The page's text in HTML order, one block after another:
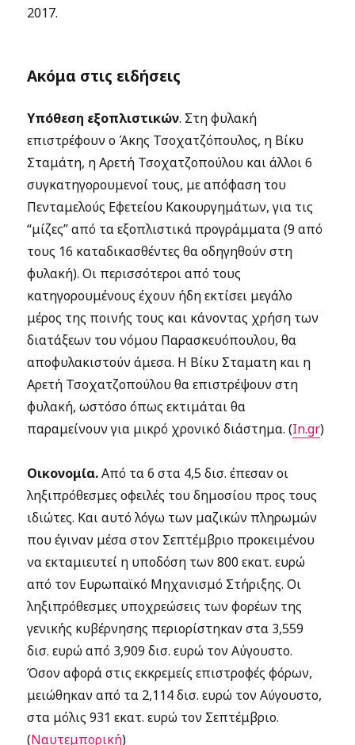
2017.
Ακόμα στις ειδήσεις
Υπόθεση εξοπλιστικών. Στη φυλακή
επιστρέφουν ο Άκης Τσοχατζόπουλος, η Βίκυ
Σταμάτη, η Αρετή Τσοχατζοπούλου και άλλοι 6
συγκατηγορουμενοί τους, με απόφαση του
Πενταμελούς Εφετείου Κακουργημάτων, για τις
“μίζες” από τα εξοπλιστικά προγράμματα (9 από
τους 16 καταδικασθέντες θα οδηγηθούν στη
φυλακή). Οι περισσότεροι από τους
κατηγορουμένους έχουν ήδη εκτίσει μεγάλο
μέρος της ποινής τους και κάνοντας χρήση των
διατάξεων του νόμου Παρασκευόπουλου, θα
αποφυλακιστούν άμεσα. Η Βίκυ Σταματη και η
Αρετή Τσοχατζοπούλου θα επιστρέψουν στη
φυλακή, ωστόσο όπως εκτιμάται θα
παραμείνουν για μικρό χρονικό διάστημα. (In.gr)
Οικονομία.Από τα 6 στα 4,5 δισ. έπεσαν οι
ληξιπρόθεσμες οφειλές του δημοσίου προς τους
ιδιώτες. Και αυτό λόγω των μαζικών πληρωμών
που έγιναν μέσα στον Σεπτέμβριο προκειμένου
να εκταμιευτεί η υποδόση των 800 εκατ. ευρώ
από τον Ευρωπαϊκό Μηχανισμό Στήριξης. Οι
ληξιπρόθεσμες υποχρεώσεις των φορέων της
γενικής κυβέρνησης περιορίστηκαν στα 3,559
δισ. ευρώ από 3,909 δισ. ευρώ τον Αύγουστο.
Όσον αφορά στις εκκρεμείς επιστροφές φόρων,
μειώθηκαν από τα 2,114 δισ. ευρώ τον Αύγουστο,
στα μόλις 931 εκατ. ευρώ τον Σεπτέμβριο.
(Ναυτεμπορική)